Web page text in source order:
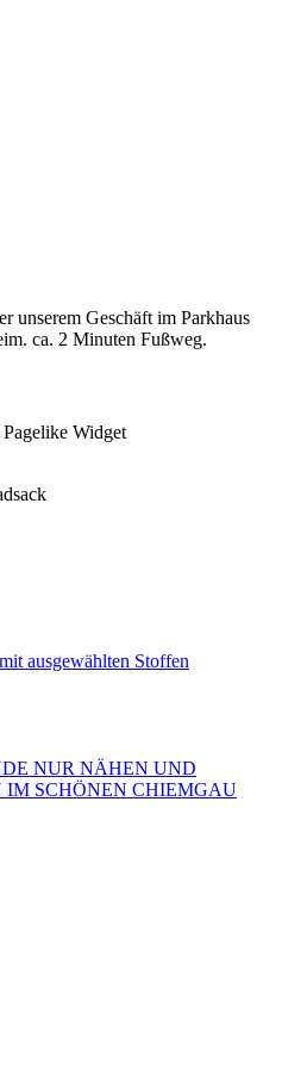
unserem Geschäft im Parkhaus
ca. 2 Minuten Fußweg.
ausgewählten Stoffen
NUR NÄHEN UND
IM SCHÖNEN CHIEMGAU